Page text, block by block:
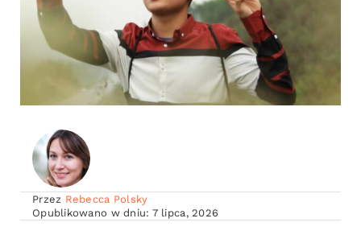
Przez Rebecca Polsky
Opublikowano w dniu: 7 lipca, 2026